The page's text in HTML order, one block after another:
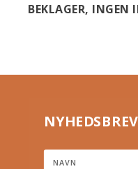
BEKLAGER,
NYHEDSBREV